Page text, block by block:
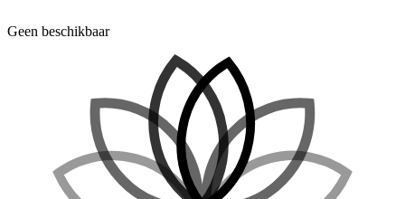
Geen beschikbaar